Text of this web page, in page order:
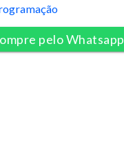
pelo Whatsapp